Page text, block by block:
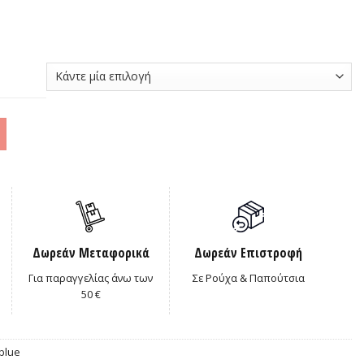
Δωρεάν Μεταφορικά
Για παραγγελίας άνω των
50 €
Δωρεάν Επιστροφή
Σε Ρούχα & Παπούτσια